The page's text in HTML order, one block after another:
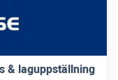
& laguppställning